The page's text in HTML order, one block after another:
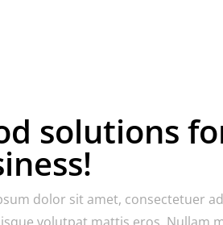
solutions
dolor sit amet, consectetuer